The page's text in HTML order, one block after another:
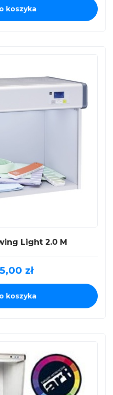
koszyka
Light 2.0 M
zł
koszyka